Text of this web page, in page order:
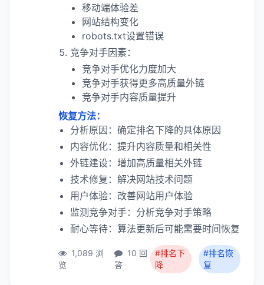
移动端体验差
网站结构变化
robots.txt设置错误
竞争对手因素：
竞争对手优化力度加大
竞争对手获得更多高质量外链
竞争对手内容质量提升
恢复方法：
分析原因：确定排名下降的具体原因
内容优化：提升内容质量和相关性
外链建设：增加高质量相关外链
技术修复：解决网站技术问题
用户体验：改善网站用户体验
监测竞争对手：分析竞争对手策略
耐心等待：算法更新后可能需要时间恢复
1,089 浏
览
10 回
答
#排名下
降
#排名恢
复